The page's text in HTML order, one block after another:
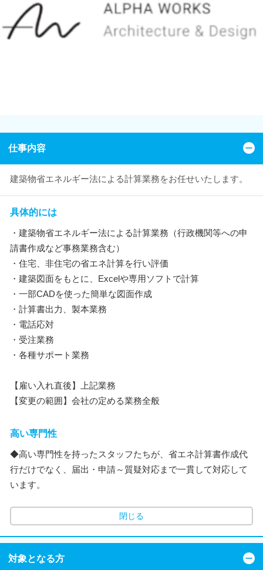
仕事内容
建築物省エネルギー法による計算業務をお任せいたします。
具体的には
・建築物省エネルギー法による計算業務（行政機関等への申
請書作成など事務業務含む）
・住宅、非住宅の省エネ計算を行い評価
・建築図面をもとに、Excelや専用ソフトで計算
・一部CADを使った簡単な図面作成
・計算書出力、製本業務
・電話応対
・受注業務
・各種サポート業務
【雇い入れ直後】上記業務
【変更の範囲】会社の定める業務全般
高い専門性
◆高い専門性を持ったスタッフたちが、省エネ計算書作成代
行だけでなく、届出・申請～質疑対応まで一貫して対応して
います。
閉じる
対象となる方